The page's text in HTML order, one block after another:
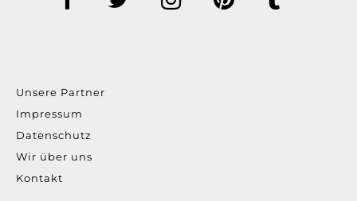
Unsere Partner
Impressum
Datenschutz
Wir über uns
Kontakt